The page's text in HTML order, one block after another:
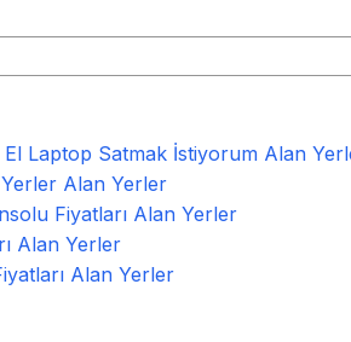
Laptop Satmak İstiyorum Alan
Alan Yerler
Fiyatları Alan Yerler
Alan Yerler
Alan Yerler